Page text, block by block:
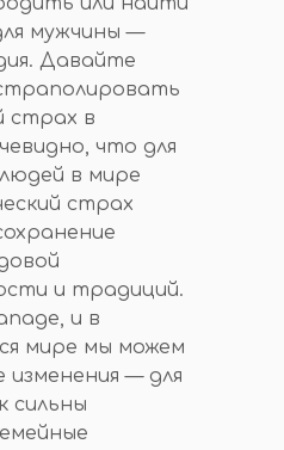
мужчины —
Давайте
страх в
что для
в мире
страх
и традиций.
и в
мире мы можем
изменения — для
сильны